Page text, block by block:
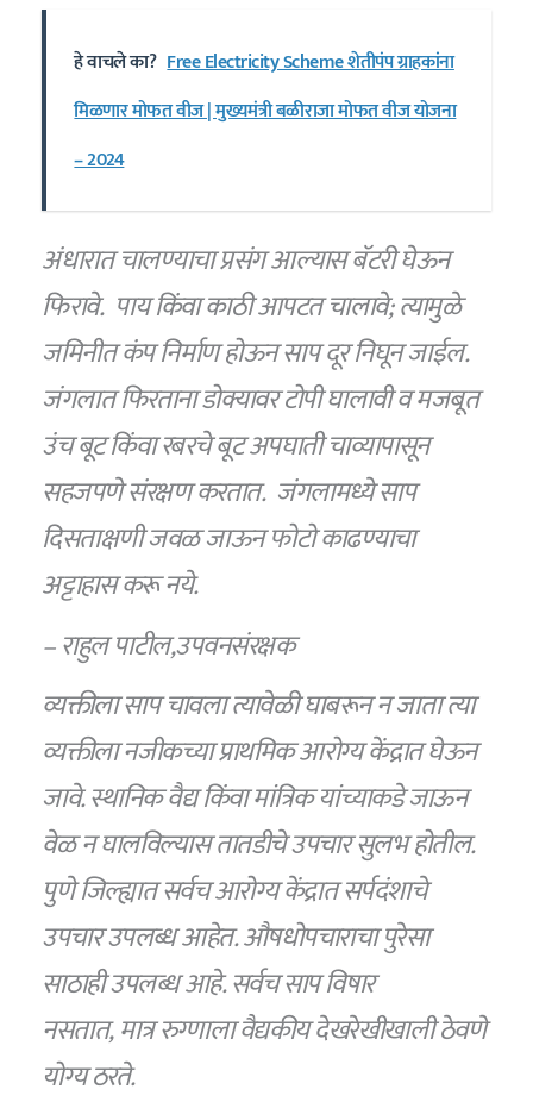
हे वाचले का? Free Electricity Scheme शेतीपंप ग्राहकांना
मिळणार मोफत वीज | मुख्यमंत्री बळीराजा मोफत वीज योजना
– 2024
अंधारात चालण्याचा प्रसंग आल्यास बॅटरी घेऊन
फिरावे. पाय किंवा काठी आपटत चालावे;त्यामुळे
जमिनीत कंप निर्माण होऊन साप दूर निघून जाईल.
जंगलात फिरताना डोक्यावर टोपी घालावी व मजबूत
उंच बूट किंवा रबरचे बूट अपघाती चाव्यापासून
सहजपणे संरक्षण करतात. जंगलामध्ये साप
दिसताक्षणी जवळ जाऊन फोटो काढण्याचा
अट्टाहास करू नये.
–राहुल पाटील,उपवनसंरक्षक
व्यक्तीला साप चावला त्यावेळी घाबरून न जाता त्या
व्यक्तीला नजीकच्या प्राथमिक आरोग्य केंद्रात घेऊन
जावे. स्थानिक वैद्य किंवा मांत्रिक यांच्याकडे जाऊन
वेळ न घालविल्यास तातडीचे उपचार सुलभ होतील.
पुणे जिल्ह्यात सर्वच आरोग्य केंद्रात सर्पदंशाचे
उपचार उपलब्ध आहेत. औषधोपचाराचा पुरेसा
साठाही उपलब्ध आहे. सर्वच साप विषार
नसतात,मात्र रुग्णाला वैद्यकीय देखरेखीखाली ठेवणे
योग्य ठरते.